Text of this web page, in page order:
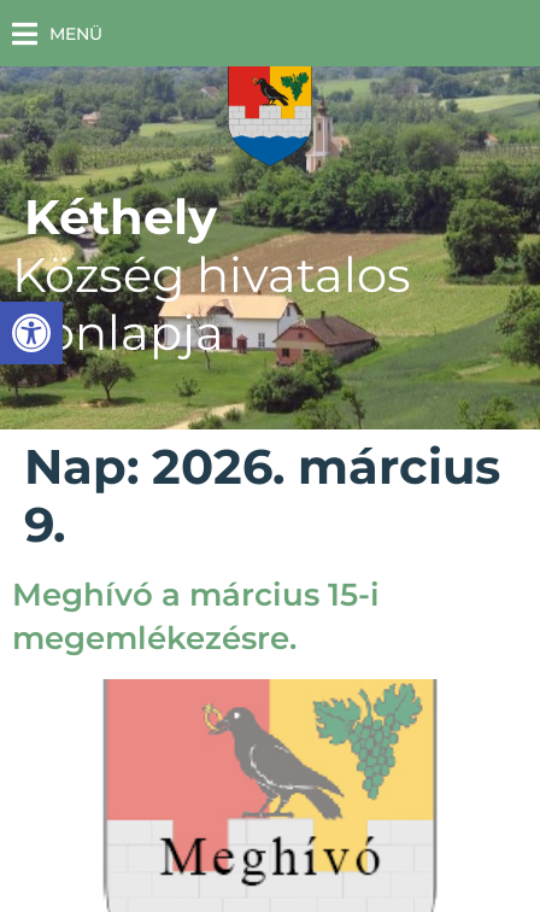
Eszköztár megnyitása
MENÜ
Kéthely
Község hivatalos
honlapja
Nap: 2026. március
9.
Meghívó a március 15-i
megemlékezésre.